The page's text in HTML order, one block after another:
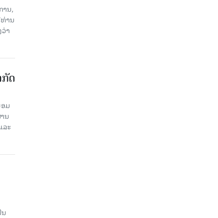
ານ,
ານ
າ
ດ
ມ
ນ​
ລະ